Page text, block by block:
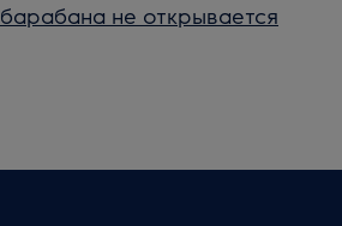
не открывается